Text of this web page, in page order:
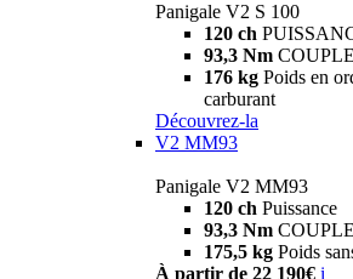
Panigale V2 S 100
120 ch
93,3 Nm COUPLE
176 kg Poids en
carburant
Découvrez-la
V2 MM93
Panigale V2 MM93
120 ch Puissance
93,3 Nm COUPLE
175,5 kg Poids
À partir de 22 190€ i